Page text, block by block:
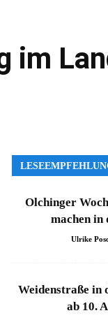
im
Olchinger
machen in
Ulrike
Weidenstraße in
ab 10.